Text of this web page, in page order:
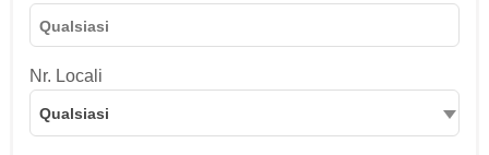
Nr. Locali
Qualsiasi